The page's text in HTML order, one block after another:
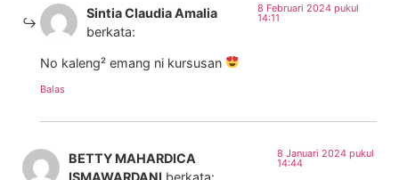
Sintia Claudia Amalia
berkata:
8 Februari 2024 pukul
14:11
No kaleng² emang ni kursusan
Balas
BETTY MAHARDICA
8 Januari 2024 pukul
14:44